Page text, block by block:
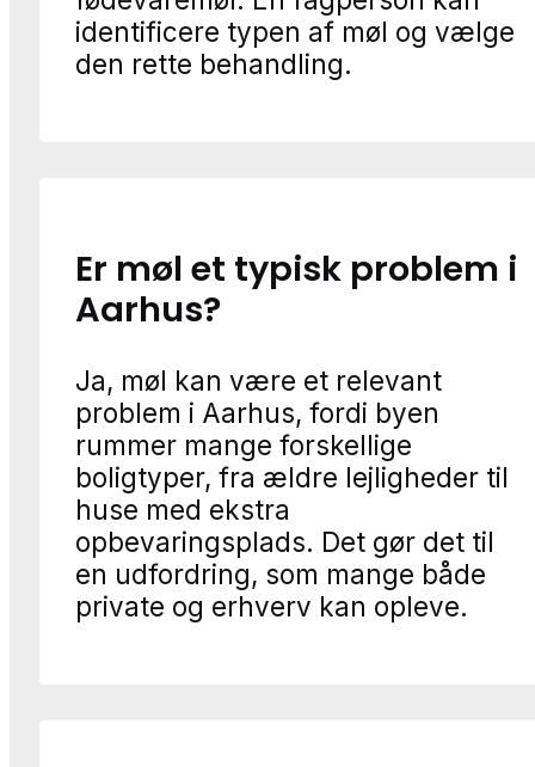
identificere typen af møl og vælge
den rette behandling.
Er møl et typisk problem i
Aarhus?
Ja, møl kan være et relevant
problem i Aarhus, fordi byen
rummer mange forskellige
boligtyper, fra ældre lejligheder til
huse med ekstra
opbevaringsplads. Det gør det til
en udfordring, som mange både
private og erhverv kan opleve.